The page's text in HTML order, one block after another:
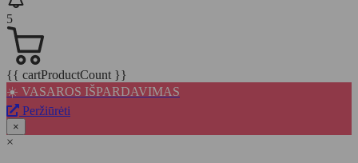
5
{{ cartProductCount }}
☀️ VASAROS IŠPARDAVIMAS
Peržiūrėti
×
×